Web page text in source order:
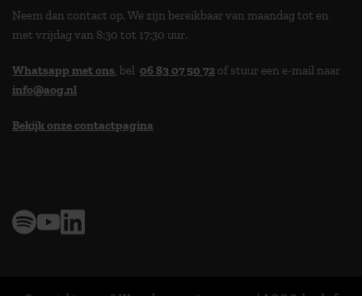
Neem dan contact op. We zijn bereikbaar van maandag tot en
met vrijdag van 8:30 tot 17:30 uur.
Whatsapp met ons, bel 06 83 07 50 72 of stuur een e-mail naar
info@aog.nl
Bekijk onze contactpagina